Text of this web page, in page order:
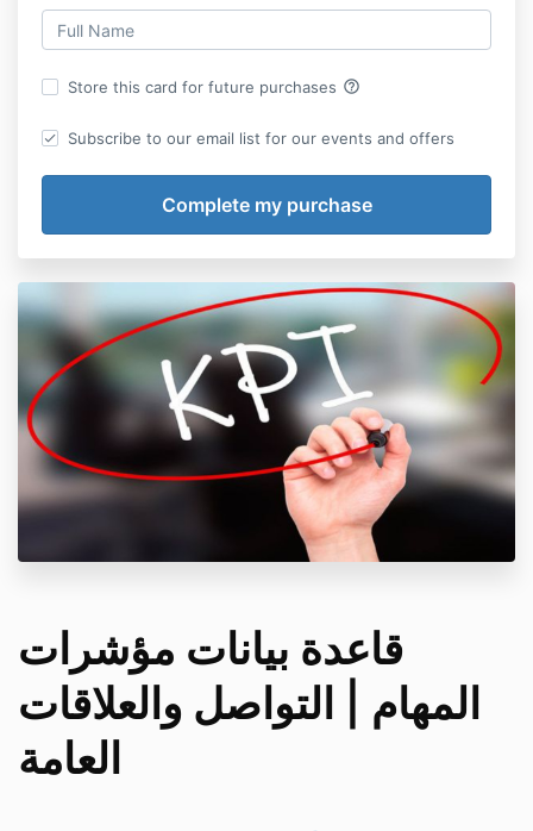
Store this card for future purchases help_outline
Subscribe to our email list for our events and offers
قاعدة بيانات مؤشرات
المهام | التواصل والعلاقات
العامة